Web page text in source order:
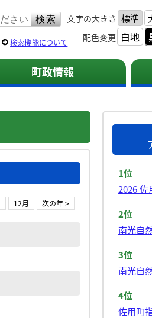
文字の大きさ 標準
配色変更 白地
検索機能について
町政情報
12月 次の年 >
1位
2026 佐
2位
南光自
3位
南光自
4位
佐用町